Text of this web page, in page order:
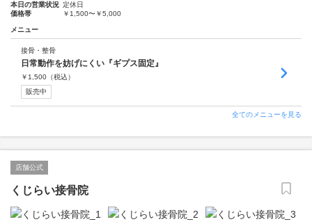
本日の営業状況 定休日
価格帯
￥1,500〜￥5,000
メニュー
接骨・整骨
日常動作を妨げにくい『ギプス固定』
￥ 1,500 （税込）
販売中
全てのメニューを見る
店舗公式
くじらい接骨院